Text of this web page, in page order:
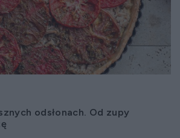
odsłonach. Od zupy